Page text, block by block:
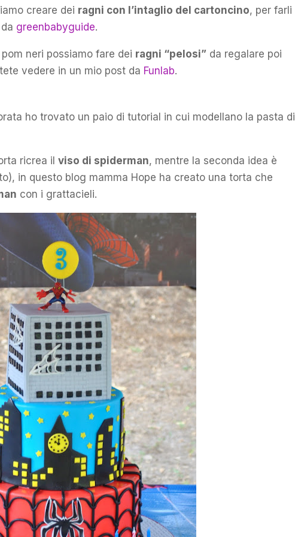
creare dei ragni con l’intaglio del cartoncino, per farli
greenbabyguide.
neri possiamo fare dei ragni “pelosi” da regalare poi
vedere in un mio post da Funlab.
ho trovato un paio di tutorial in cui modellano la pasta di
ricrea ilviso di spiderman, mentre la seconda idea è
in questo blog mamma Hope ha creato una torta che
con i grattacieli.